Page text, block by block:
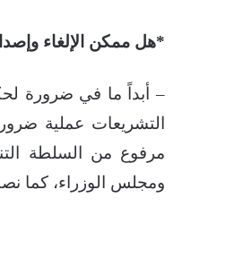
*هل ممكن الإلغاء
– أبداً ما في ضرورة
التشريعات عملية
مرفوع من السلطة
ومجلس الوزراء، كما